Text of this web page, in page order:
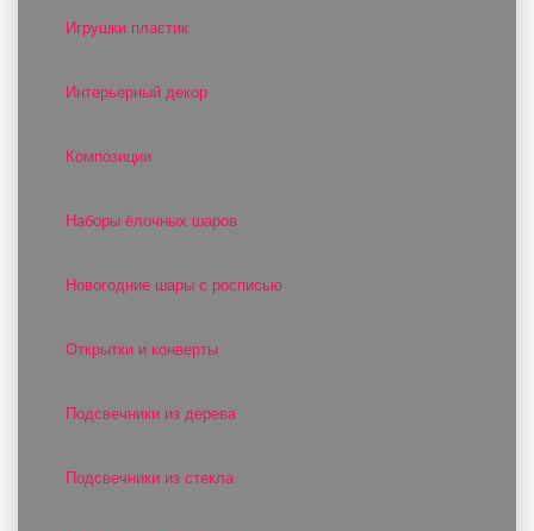
Игрушки пластик
Интерьерный декор
Композиции
Наборы ёлочных шаров
Новогодние шары с росписью
Открытки и конверты
Подсвечники из дерева
Подсвечники из стекла